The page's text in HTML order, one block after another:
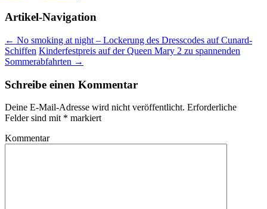
Artikel-Navigation
← No smoking at night – Lockerung des Dresscodes auf Cunard-
Schiffen Kinderfestpreis auf der Queen Mary 2 zu spannenden
Sommerabfahrten →
Schreibe einen Kommentar
Deine E-Mail-Adresse wird nicht veröffentlicht. Erforderliche
Felder sind mit * markiert
Kommentar